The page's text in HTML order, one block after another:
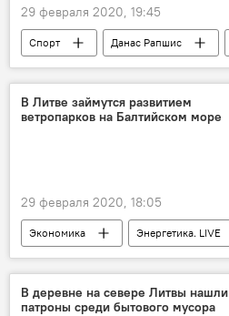
29 февраля 2020, 19:45
Спорт Данас Рапшис
Литва
Китай
В Литве займутся развитием
ветропарков на Балтийском море
29 февраля 2020, 18:05
Экономика
Энергетика. LIVE
Литва
Балтийское море
В деревне на севере Литвы нашли
патроны среди бытового мусора